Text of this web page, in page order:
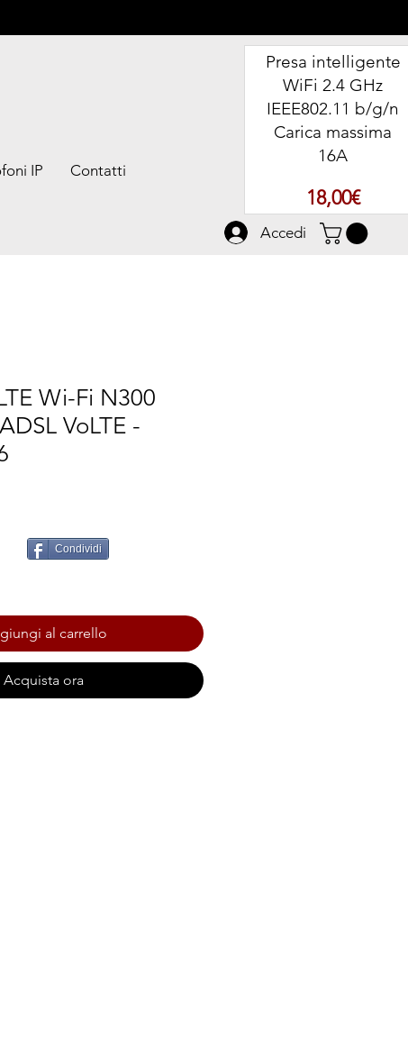
Presa intelligente
WiFi 2.4 GHz
IEEE802.11 b/g/n
Carica massima
16A
18,00€
IP Contatti
Accedi
Wi-Fi N300
VoLTE -
al carrello
Acquista ora
Condividi